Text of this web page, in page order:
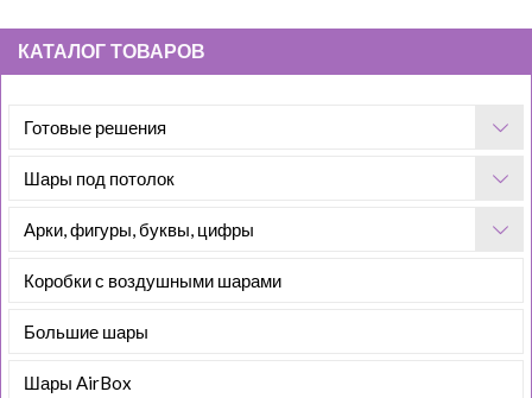
КАТАЛОГ ТОВАРОВ
Готовые решения
Шары под потолок
Арки, фигуры, буквы, цифры
Коробки с воздушными шарами
Большие шары
Шары AirBox